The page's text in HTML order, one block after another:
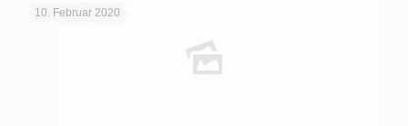
10. Februar 2020